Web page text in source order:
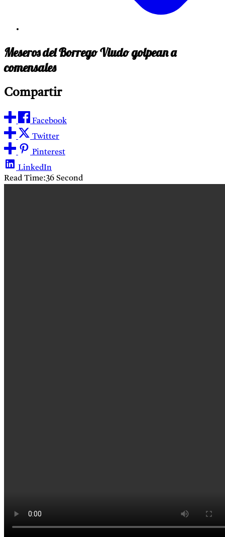
Meseros del Borrego Viudo golpean a
comensales
Compartir
Facebook
Twitter
Pinterest
LinkedIn
Read Time:36 Second